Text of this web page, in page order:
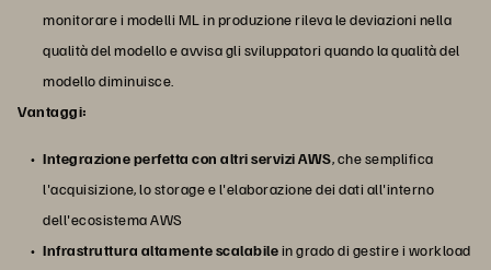
monitorare i modelli ML in produzione rileva le deviazioni nella
qualità del modello e avvisa gli sviluppatori quando la qualità del
modello diminuisce.
Vantaggi:
Integrazione perfetta con altri servizi AWS, che semplifica
l'acquisizione, lo storage e l'elaborazione dei dati all'interno
dell'ecosistema AWS
Infrastruttura altamente scalabilein grado di gestire i workload